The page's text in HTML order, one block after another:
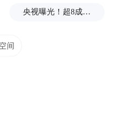
活动现场）
央视曝光！超8成睫毛胶样品检出致癌物，部分成分接近502胶！